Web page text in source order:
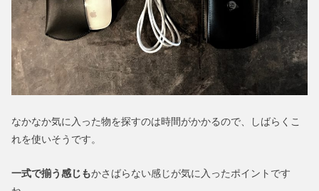
なかなか気に入った物を探すのは時間がかかるので、しばらくこ
れを使いそうです。
一式で揃う感じもかさばらない感じが気に入ったポイントです